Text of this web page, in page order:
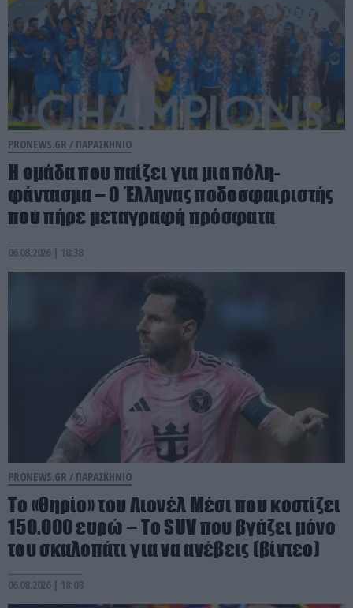
PRONEWS.GR / ΠΑΡΑΣΚΗΝΙΟ
Η ομάδα που παίζει για μια πόλη-
φάντασμα – Ο Έλληνας ποδοσφαιριστής
που πήρε μεταγραφή πρόσφατα
06.08.2026 | 18:38
PRONEWS.GR / ΠΑΡΑΣΚΗΝΙΟ
Το «θηρίο» του Λιονέλ Μέσι που κοστίζει
150.000 ευρώ – Το SUV που βγάζει μόνο
του σκαλοπάτι για να ανέβεις (βίντεο)
06.08.2026 | 18:08